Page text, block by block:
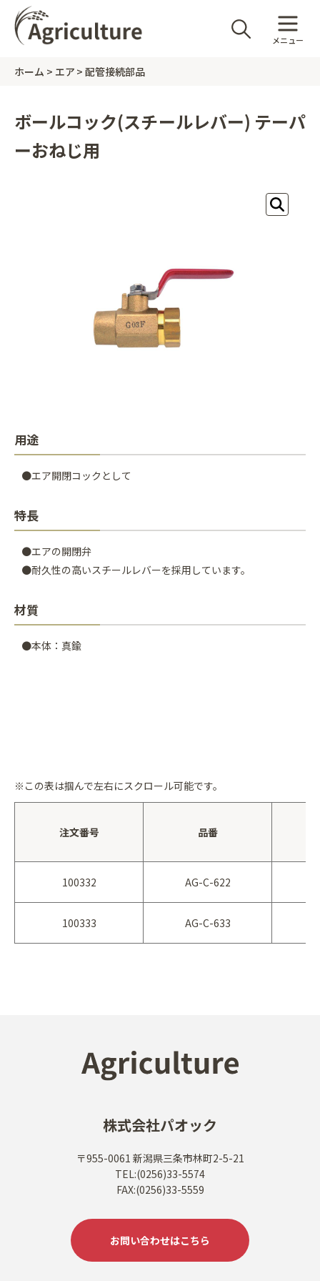
メニュー
ホーム エア 配管接続部品
ボールコック(スチールレバー) テーパ
ーおねじ用
用途
●エア開閉コックとして
特長
●エアの開閉弁
●耐久性の高いスチールレバーを採用しています。
材質
●本体：真鍮
※この表は掴んで左右にスクロール可能です。
注文番号 品番
100332 AG-C-622
100333 AG-C-633
株式会社パオック
〒955-0061 新潟県三条市林町2-5-21
TEL:(0256)33-5574
FAX:(0256)33-5559
お問い合わせはこちら